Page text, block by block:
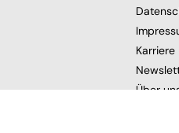
Karriere
Über